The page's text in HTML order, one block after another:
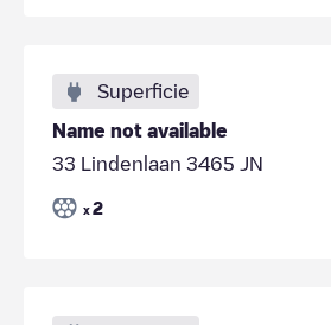
Superficie
Name not available
33 Lindenlaan 3465 JN
x 2